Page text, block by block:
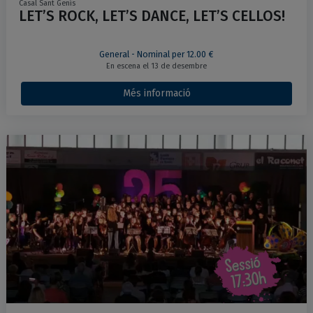
Casal Sant Genís
LET’S ROCK, LET’S DANCE, LET’S CELLOS!
General - Nominal per 12.00 €
En escena el 13 de desembre
Més informació